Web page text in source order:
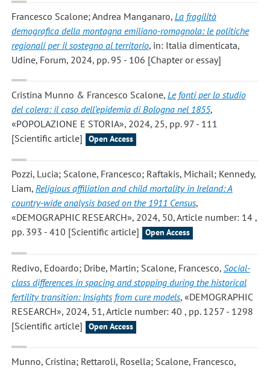
Francesco Scalone; Andrea Manganaro, La fragilità
demografica della montagna emiliano-romagnola: le politiche
regionali per il sostegno al territorio, in: Italia dimenticata,
Udine, Forum, 2024, pp. 95 - 106 [Chapter or essay]
Cristina Munno & Francesco Scalone, Le fonti per lo studio
del colera: il caso dell’epidemia di Bologna nel 1855,
«POPOLAZIONE E STORIA», 2024, 25, pp. 97 - 111
[Scientific article]
Open Access
Pozzi, Lucia; Scalone, Francesco; Raftakis, Michail; Kennedy,
Liam, Religious affiliation and child mortality in Ireland: A
country-wide analysis based on the 1911 Census,
«DEMOGRAPHIC RESEARCH», 2024, 50, Article number: 14 ,
pp. 393 - 410 [Scientific article]
Open Access
Redivo, Edoardo; Dribe, Martin; Scalone, Francesco, Social-
class differences in spacing and stopping during the historical
fertility transition: Insights from cure models, «DEMOGRAPHIC
RESEARCH», 2024, 51, Article number: 40 , pp. 1257 - 1298
[Scientific article]
Open Access
Munno, Cristina; Rettaroli, Rosella; Scalone, Francesco,